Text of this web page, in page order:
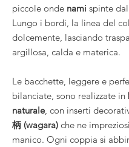
piccole onde nami spinte
Lungo i bordi, la linea del
dolcemente, lasciando
argillosa, calda e materica.
Le bacchette, leggere e
bilanciate, sono realizzate in
naturale, con inserti
柄 (wagara) che ne
manico. Ogni coppia si